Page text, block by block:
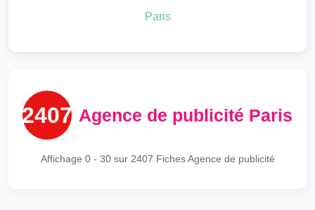
Paris
2407 Agence de publicité Paris
Affichage 0 - 30sur 2407 Fiches Agence de publicité